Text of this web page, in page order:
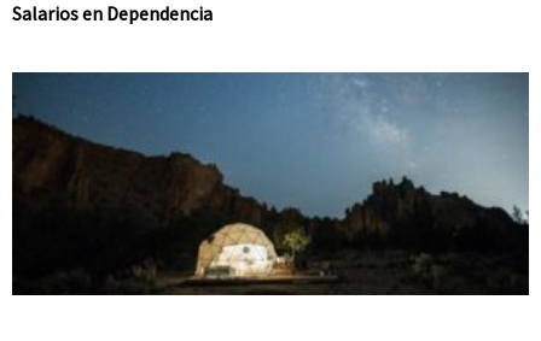
Salarios en Dependencia